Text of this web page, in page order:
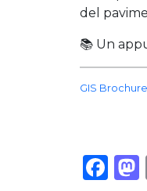
del
📚 Un
GIS